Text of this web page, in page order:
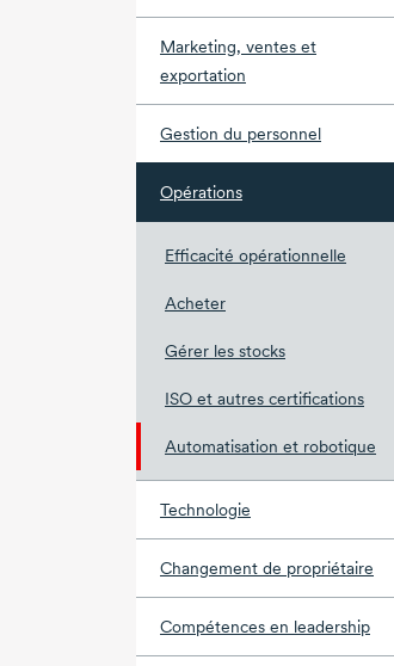
Marketing, ventes et
exportation
Gestion du personnel
Opérations
Efficacité opérationnelle
Acheter
Gérer les stocks
ISO et autres certifications
Automatisation et robotique
Technologie
Changement de propriétaire
Compétences en leadership